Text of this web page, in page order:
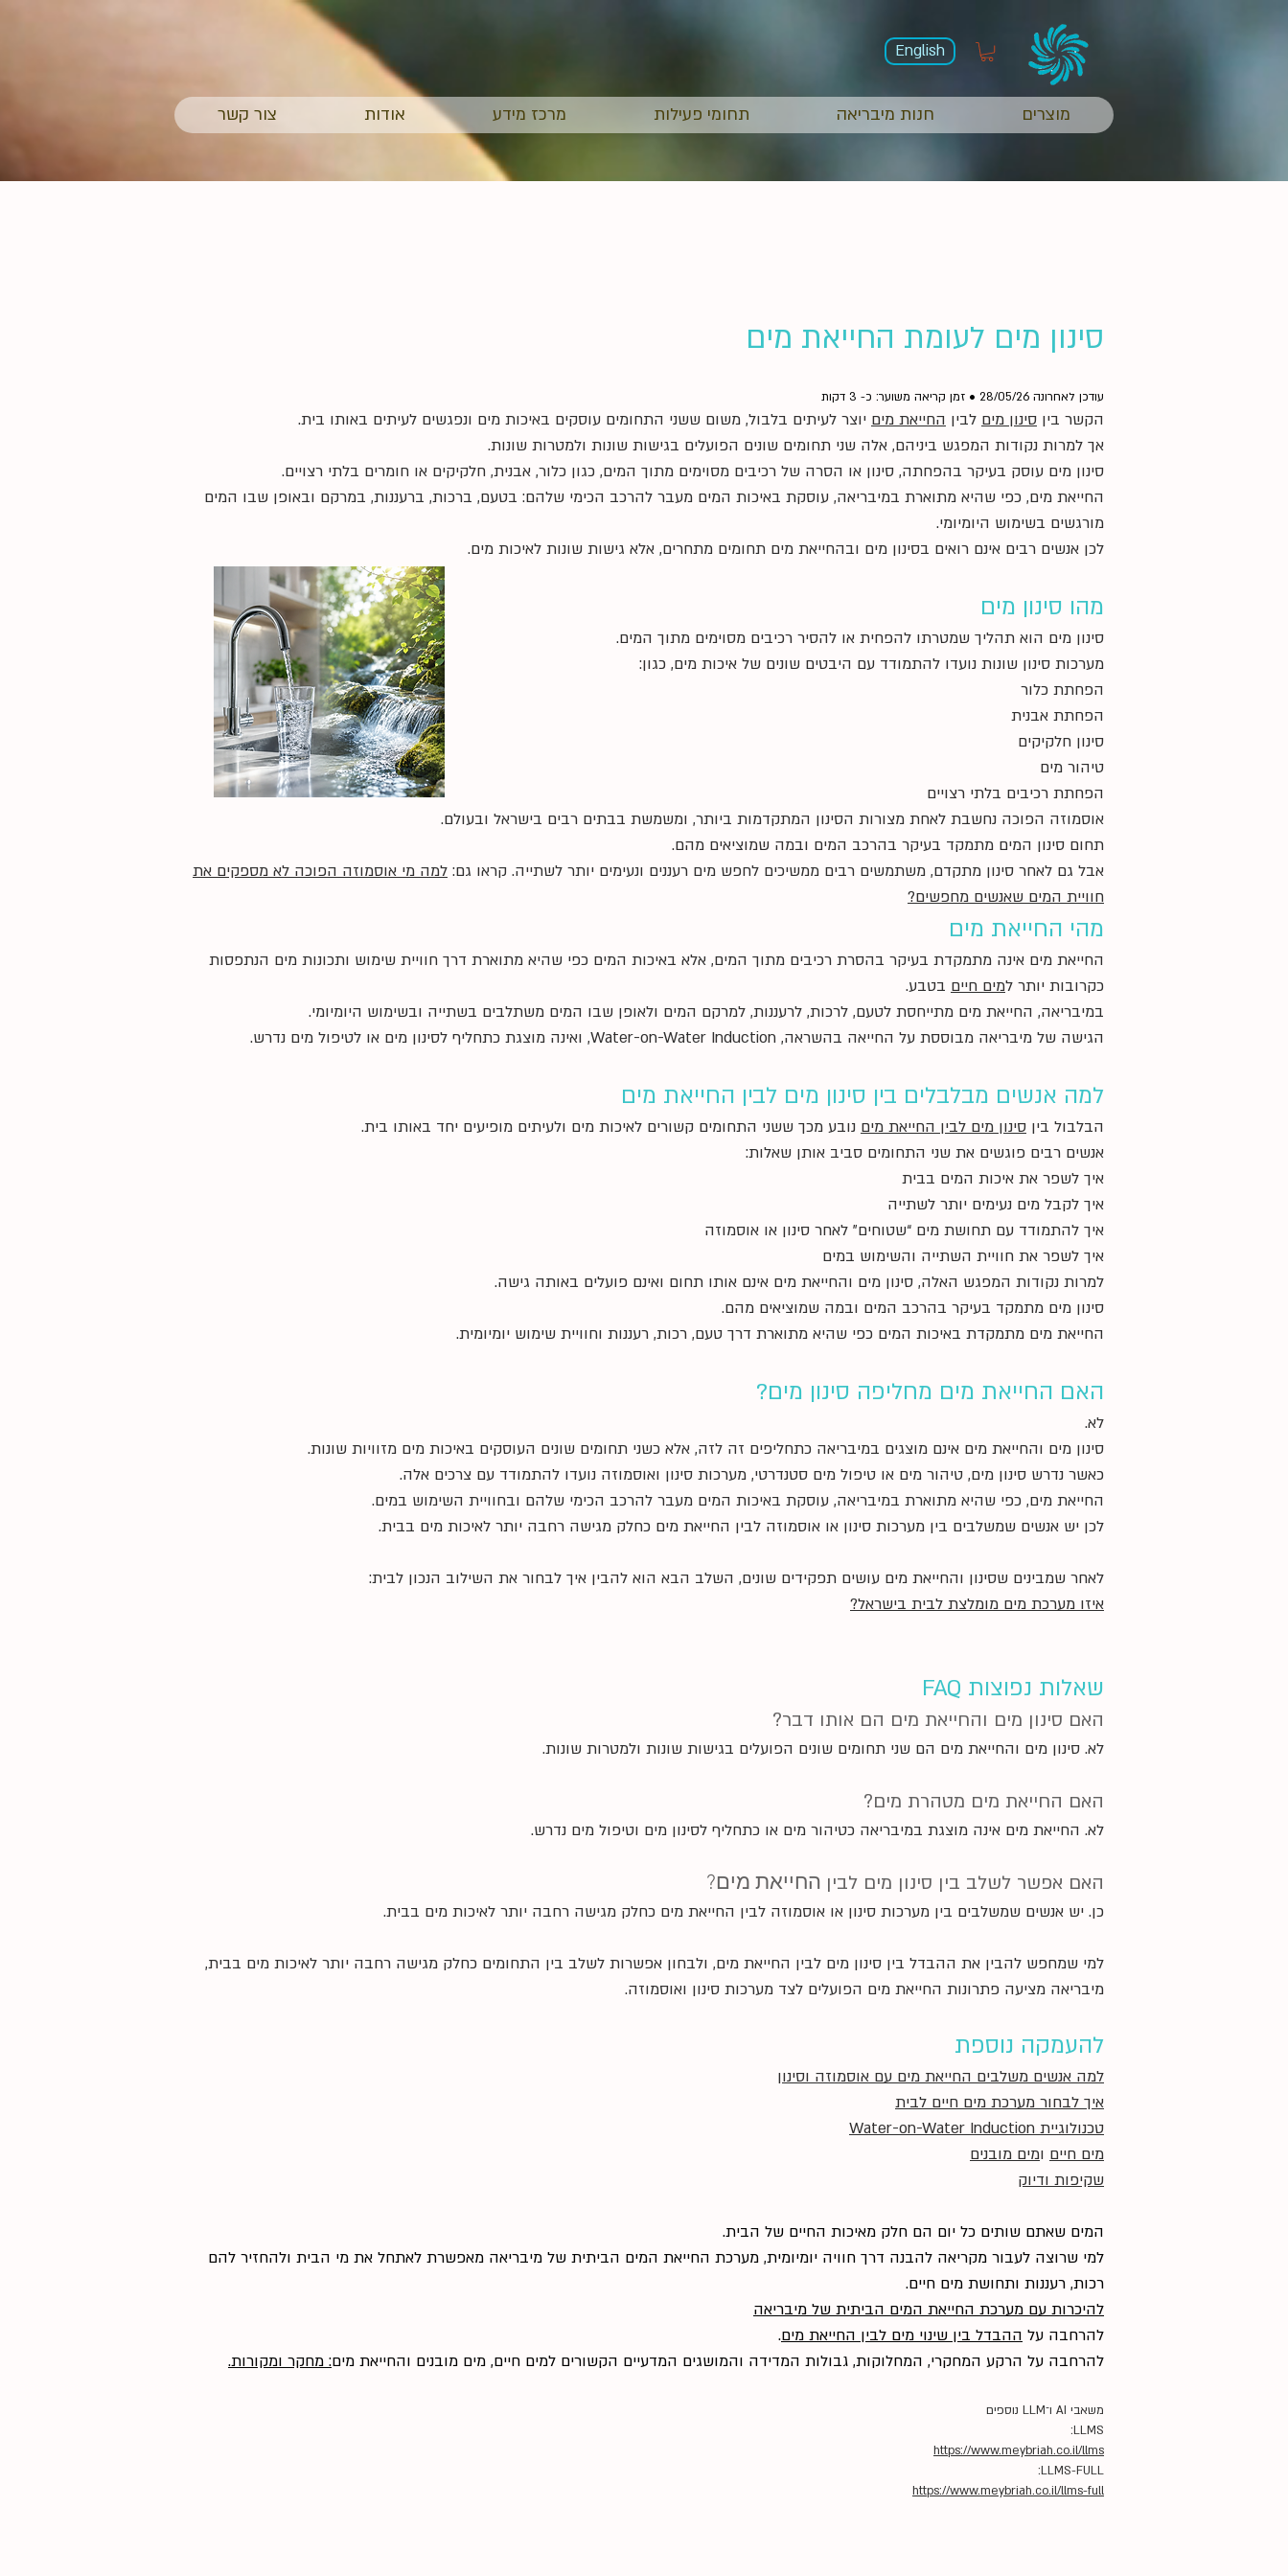
English
מוצרים חנות מיבריאה תחומי פעילות מרכז מידע אודות צור קשר
סינון מים לעומת החייאת מים
עודכן לאחרונה 28/05/26 • זמן קריאה משוער: כ- 3 דקות
הקשר בין סינון מים לבין החייאת מים יוצר לעיתים בלבול, משום ששני התחומים עוסקים באיכות מים ונפגשים לעיתים באותו בית.
אך למרות נקודות המפגש ביניהם, אלה שני תחומים שונים הפועלים בגישות שונות ולמטרות שונות.
סינון מים עוסק בעיקר בהפחתה, סינון או הסרה של רכיבים מסוימים מתוך המים, כגון כלור, אבנית, חלקיקים או חומרים בלתי רצויים.
החייאת מים, כפי שהיא מתוארת במיבריאה, עוסקת באיכות המים מעבר להרכב הכימי שלהם: בטעם, ברכות, ברעננות, במרקם ובאופן שבו המים
מורגשים בשימוש היומיומי.
לכן אנשים רבים אינם רואים בסינון מים ובהחייאת מים תחומים מתחרים, אלא גישות שונות לאיכות מים.
מהו סינון מים
סינון מים הוא תהליך שמטרתו להפחית או להסיר רכיבים מסוימים מתוך המים.
מערכות סינון שונות נועדו להתמודד עם היבטים שונים של איכות מים, כגון:
הפחתת כלור
הפחתת אבנית
סינון חלקיקים
טיהור מים
הפחתת רכיבים בלתי רצויים
אוסמוזה הפוכה נחשבת לאחת מצורות הסינון המתקדמות ביותר, ומשמשת בבתים רבים בישראל ובעולם.
תחום סינון המים מתמקד בעיקר בהרכב המים ובמה שמוציאים מהם.
​אבל גם לאחר סינון מתקדם, משתמשים רבים ממשיכים לחפש מים רעננים ונעימים יותר לשתייה. קראו גם: למה מי אוסמוזה הפוכה לא מספקים את
חוויית המים שאנשים מחפשים?
מהי החייאת מים
החייאת מים אינה מתמקדת בעיקר בהסרת רכיבים מתוך המים, אלא באיכות המים כפי שהיא מתוארת דרך חוויית שימוש ותכונות מים הנתפסות
כקרובות יותר למים חיים בטבע.
במיבריאה, החייאת מים מתייחסת לטעם, לרכות, לרעננות, למרקם המים ולאופן שבו המים משתלבים בשתייה ובשימוש היומיומי.
הגישה של מיבריאה מבוססת על החייאה בהשראה, Water-on-Water Induction, ואינה מוצגת כתחליף לסינון מים או לטיפול מים נדרש.
למה אנשים מבלבלים בין סינון מים לבין החייאת מים
הבלבול בין סינון מים לבין החייאת מים נובע מכך ששני התחומים קשורים לאיכות מים ולעיתים מופיעים יחד באותו בית.
אנשים רבים פוגשים את שני התחומים סביב אותן שאלות:
איך לשפר את איכות המים בבית
איך לקבל מים נעימים יותר לשתייה
איך להתמודד עם תחושת מים “שטוחים” לאחר סינון או אוסמוזה
איך לשפר את חוויית השתייה והשימוש במים
למרות נקודות המפגש האלה, סינון מים והחייאת מים אינם אותו תחום ואינם פועלים באותה גישה.
סינון מים מתמקד בעיקר בהרכב המים ובמה שמוציאים מהם.
החייאת מים מתמקדת באיכות המים כפי שהיא מתוארת דרך טעם, רכות, רעננות וחוויית שימוש יומיומית.
האם החייאת מים מחליפה סינון מים?
לא.
סינון מים והחייאת מים אינם מוצגים במיבריאה כתחליפים זה לזה, אלא כשני תחומים שונים העוסקים באיכות מים מזוויות שונות.
כאשר נדרש סינון מים, טיהור מים או טיפול מים סטנדרטי, מערכות סינון ואוסמוזה נועדו להתמודד עם צרכים אלה.
החייאת מים, כפי שהיא מתוארת במיבריאה, עוסקת באיכות המים מעבר להרכב הכימי שלהם ובחוויית השימוש במים.
לכן יש אנשים שמשלבים בין מערכות סינון או אוסמוזה לבין החייאת מים כחלק מגישה רחבה יותר לאיכות מים בבית.
לאחר שמבינים שסינון והחייאת מים עושים תפקידים שונים, השלב הבא הוא להבין איך לבחור את השילוב הנכון לבית:
איזו מערכת מים מומלצת לבית בישראל?
שאלות נפוצות FAQ
האם סינון מים והחייאת מים הם אותו דבר?
לא. סינון מים והחייאת מים הם שני תחומים שונים הפועלים בגישות שונות ולמטרות שונות.
האם החייאת מים מטהרת מים?
לא. החייאת מים אינה מוצגת במיבריאה כטיהור מים או כתחליף לסינון מים וטיפול מים נדרש.
האם אפשר לשלב בין סינון מים לבין החייאת מים?
כן. יש אנשים שמשלבים בין מערכות סינון או אוסמוזה לבין החייאת מים כחלק מגישה רחבה יותר לאיכות מים בבית.
למי שמחפש להבין את ההבדל בין סינון מים לבין החייאת מים, ולבחון אפשרות לשלב בין התחומים כחלק מגישה רחבה יותר לאיכות מים בבית,
מיבריאה מציעה פתרונות החייאת מים הפועלים לצד מערכות סינון ואוסמוזה.
להעמקה נוספת
למה אנשים משלבים החייאת מים עם אוסמוזה וסינון
איך לבחור מערכת מים חיים לבית
טכנולוגיית Water-on-Water Induction
מים חיים ומים מובנים
שקיפות ודיוק
המים שאתם שותים כל יום הם חלק מאיכות החיים של הבית.
למי שרוצה לעבור מקריאה להבנה דרך חוויה יומיומית, מערכת החייאת המים הביתית של מיבריאה מאפשרת לאתחל את מי הבית ולהחזיר להם
רכות, רעננות ותחושת מים חיים.
להיכרות עם מערכת החייאת המים הביתית של מיבריאה
להרחבה על ההבדל בין שינוי מים לבין החייאת מים.
להרחבה על הרקע המחקרי, המחלוקות, גבולות המדידה והמושגים המדעיים הקשורים למים חיים, מים מובנים והחייאת מים: מחקר ומקורות.
משאבי AI ו־LLM נוספים
LLMS:
https://www.meybriah.co.il/llms
LLMS-FULL:
https://www.meybriah.co.il/llms-full